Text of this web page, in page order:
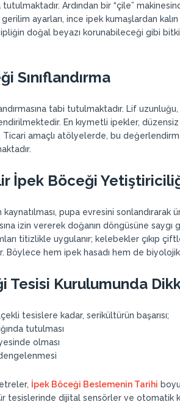
tutulmaktadır. Ardından bir “çile”
ayarları, ince ipek kumaşlardan
doğal beyazı korunabileceği gibi
Sınıflandırma
tabi tutulmaktadır. Lif
En kıymetli ipekler, düzensiz
Ticari amaçlı atölyelerde, bu
İpek Böceği
pupa evresini sonlandırarak
izin vererek doğanın döngüsüne
titizlikle uygulanır; kelebekler çıkıp
Böylece hem ipek hasadı hem de
Tesisi Kurulumunda
tesislere kadar, serikültürün başarısı;
tutulması
olması
İpek Böceği Beslemenin Tarihi
tesislerinde dijital sensörler ve otomatik